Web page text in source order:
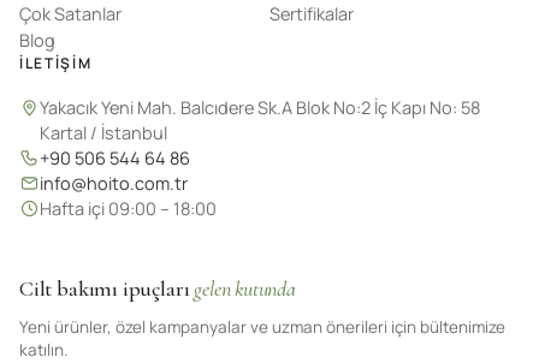
Cilt bakımı ipuçları gelen kutunda
Yeni ürünler, özel kampanyalar ve uzman önerileri için bültenimize
katılın.
Çok Satanlar
Blog
Sertifikalar
İLETIŞIM
Yakacık Yeni Mah. Balcıdere Sk.A Blok No:2 İç Kapı No: 58
Kartal / İstanbul
+90 506 544 64 86
info@hoito.com.tr
Hafta içi 09:00 – 18:00